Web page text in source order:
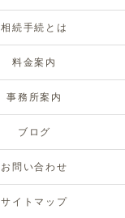
相続手続とは
料金案内
事務所案内
ブログ
お問い合わせ
サイトマップ